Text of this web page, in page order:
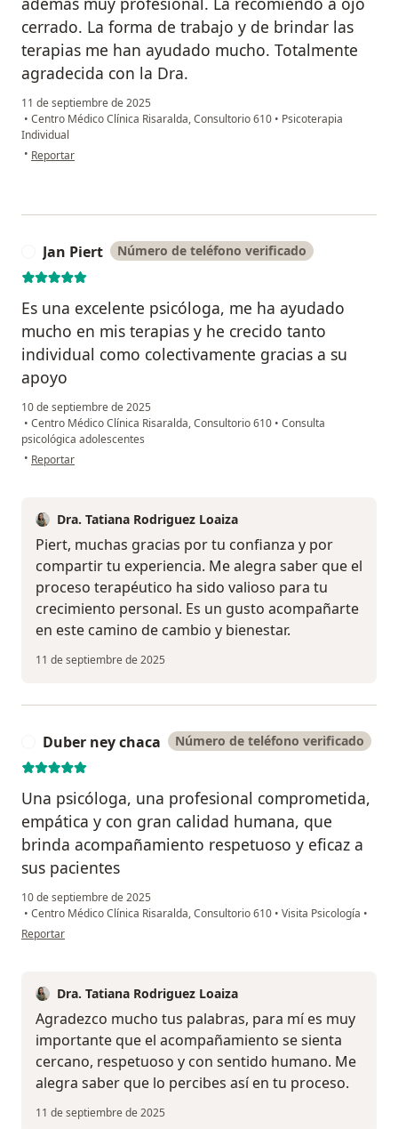
cerrado. La forma de trabajo y de brindar las
terapias me han ayudado mucho. Totalmente
agradecida con la Dra.
11 de septiembre de 2025
• Centro Médico Clínica Risaralda, Consultorio 610 • Psicoterapia
Individual
• en opinión del usuario Samuel Quiroga Martinez
Reportar
Jan Piert Número de teléfono verificado
Es una excelente psicóloga, me ha ayudado
mucho en mis terapias y he crecido tanto
individual como colectivamente gracias a su
apoyo
10 de septiembre de 2025
• Centro Médico Clínica Risaralda, Consultorio 610 • Consulta
psicológica adolescentes
• en opinión del usuario Jan Piert
Reportar
Dra. Tatiana Rodriguez Loaiza
Piert, muchas gracias por tu confianza y por
compartir tu experiencia. Me alegra saber que el
proceso terapéutico ha sido valioso para tu
crecimiento personal. Es un gusto acompañarte
en este camino de cambio y bienestar.
11 de septiembre de 2025
Duber ney chaca Número de teléfono verificado
Una psicóloga, una profesional comprometida,
empática y con gran calidad humana, que
brinda acompañamiento respetuoso y eficaz a
sus pacientes
10 de septiembre de 2025
• Centro Médico Clínica Risaralda, Consultorio 610 • Visita Psicología •
en opinión del usuario Duber ney chaca
Reportar
Dra. Tatiana Rodriguez Loaiza
Agradezco mucho tus palabras, para mí es muy
importante que el acompañamiento se sienta
cercano, respetuoso y con sentido humano. Me
alegra saber que lo percibes así en tu proceso.
11 de septiembre de 2025